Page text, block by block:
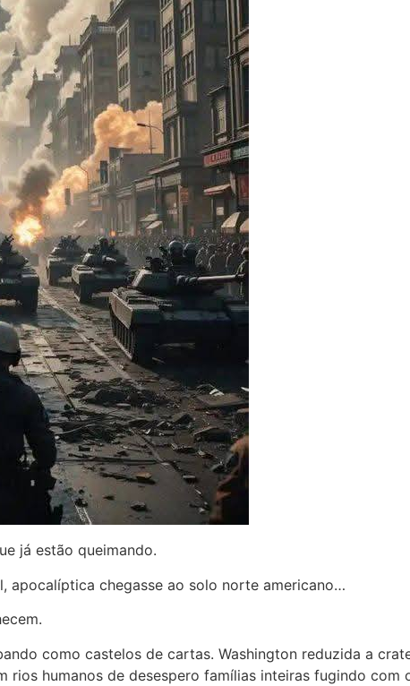
já estão queimando.
apocalíptica chegasse ao solo norte americano…
como castelos de cartas. Washington reduzida a
rios humanos de desespero famílias inteiras fugindo com